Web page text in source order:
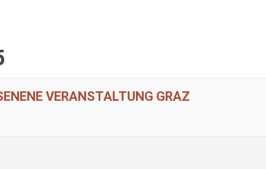
VERANSTALTUNG GRAZ